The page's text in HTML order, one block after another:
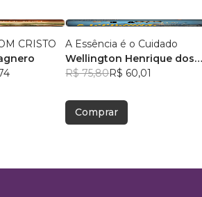
CRISTO
A Essência é o Cuidado
Wellington Henrique dos
Santos
R$ 75,80R$ 60,01
Comprar